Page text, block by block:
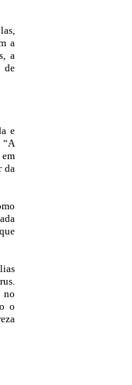
a
a
de
e
“A
da
no
o